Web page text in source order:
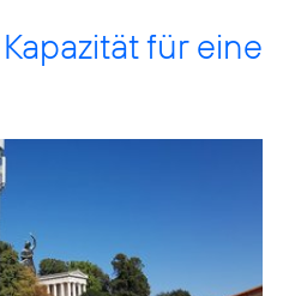
für eine